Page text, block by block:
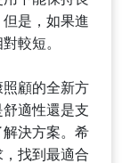
是，如果進
較短。
顧的全新方
適性還是支
決方案。希
找到最適合